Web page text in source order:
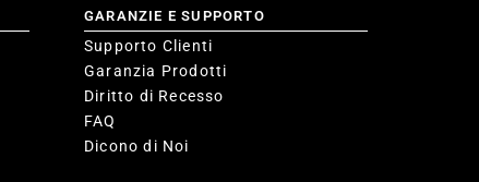
GARANZIE E SUPPORTO
Supporto Clienti
Garanzia Prodotti
Diritto di Recesso
FAQ
Dicono di Noi